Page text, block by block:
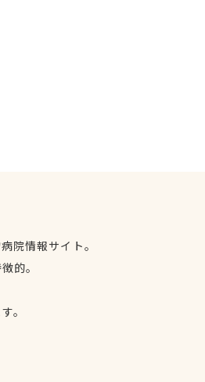
院情報サイト。
的。
。